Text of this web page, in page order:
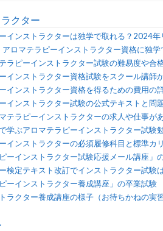
クター
インストラクターは独学で取れる？2024
アロマテラピーインストラクター資格に独
ラピーインストラクター試験の難易度や合
インストラクター資格試験をスクール講師
インストラクター資格を得るための費用の
インストラクター試験の公式テキストと問
テラピーインストラクターの求人や仕事が
学ぶアロマテラピーインストラクター試験
インストラクターの必須履修科目と標準カ
ーインストラクター試験応援メール講座」
検定テキスト改訂でインストラクター試験
ーインストラクター養成講座」の卒業試験
ラクター養成講座の様子（お待ちかねの実習